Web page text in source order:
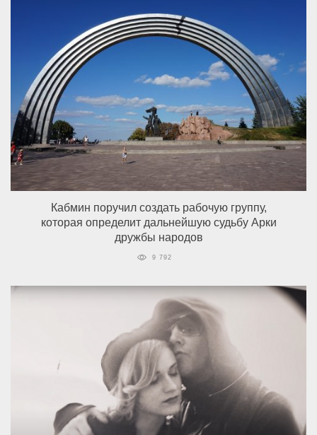
Кабмин поручил создать рабочую группу,
которая определит дальнейшую судьбу Арки
дружбы народов
9 792